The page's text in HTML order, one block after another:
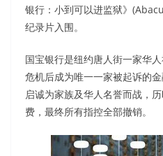
银行：小到可以进监狱》
纪录片入围。
国宝银行是纽约唐人街一家华
危机后成为唯一一家被起诉的
启诚为家族及华人名誉而战，
费，最终所有指控全部撤销。